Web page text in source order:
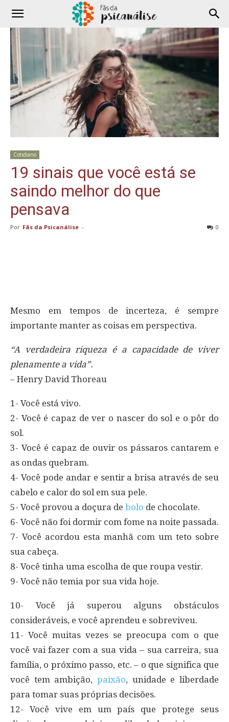
Cotidiano
19 sinais que você está se
saindo melhor do que
pensava
Por Fãs da Psicanálise - 0
Mesmo em tempos de incerteza, é sempre
importante manter as coisas em perspectiva.
“A verdadeira riqueza é a capacidade de viver
plenamente a vida”.
– Henry David Thoreau
1- Você está vivo.
2- Você é capaz de ver o nascer do sol e o pôr do
sol.
3- Você é capaz de ouvir os pássaros cantarem e
as ondas quebram.
4- Você pode andar e sentir a brisa através de seu
cabelo e calor do sol em sua pele.
5- Você provou a doçura de bolo de chocolate.
6- Você não foi dormir com fome na noite passada.
7- Você acordou esta manhã com um teto sobre
sua cabeça.
8- Você tinha uma escolha de que roupa vestir.
9- Você não temia por sua vida hoje.
10- Você já superou alguns obstáculos
consideráveis, e você aprendeu e sobreviveu.
11- Você muitas vezes se preocupa com o que
você vai fazer com a sua vida – sua carreira, sua
família, o próximo passo, etc. – o que significa que
você tem ambição, paixão, unidade e liberdade
para tomar suas próprias decisões.
12- Você vive em um país que protege seus